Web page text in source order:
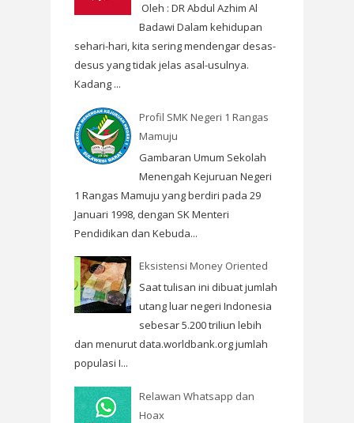
Oleh : DR Abdul Azhim Al
Badawi Dalam kehidupan
sehari-hari, kita sering mendengar desas-
desus yang tidak jelas asal-usulnya.
Kadang ...
Profil SMK Negeri 1 Rangas
Mamuju
Gambaran Umum Sekolah
Menengah Kejuruan Negeri
1 Rangas Mamuju yang berdiri pada 29
Januari 1998, dengan SK Menteri
Pendidikan dan Kebuda...
Eksistensi Money Oriented
Saat tulisan ini dibuat jumlah
utang luar negeri Indonesia
sebesar 5.200 triliun lebih
dan menurut data.worldbank.org jumlah
populasi I...
Relawan Whatsapp dan
Hoax